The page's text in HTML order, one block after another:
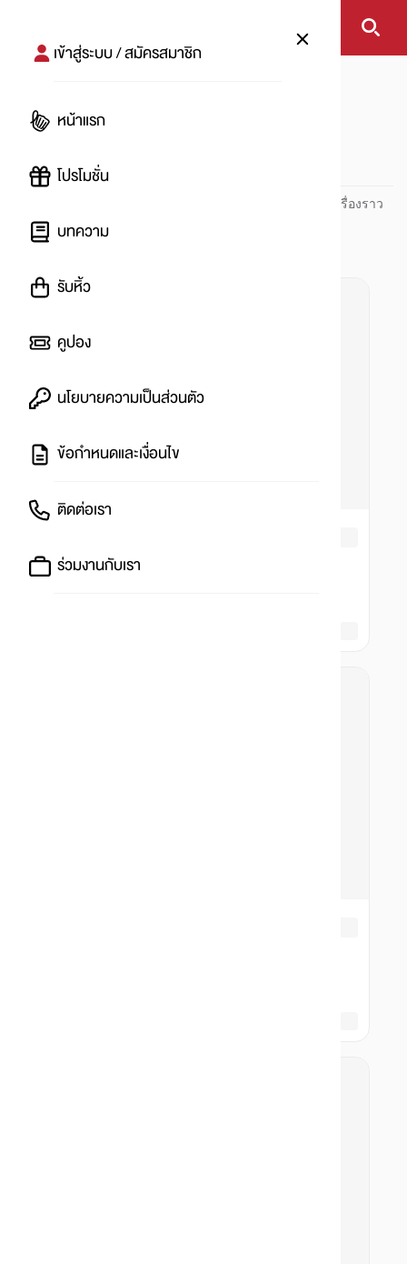
เข้าสู่ระบบ / สมัครสมาชิก
หน้าแรก
โปรโมชั่น
บทความ
รับหิ้ว
คูปอง
นโยบายความเป็นส่วนตัว
ข้อกำหนดและเงื่อนไข
ติดต่อเรา
ร่วมงานกับเรา
#
ปันโปร PUNPRO ที่ 1 ด้านโปรโมชัน อัปเดตและติดตามทุกเรื่องราว
โปรโมชัน